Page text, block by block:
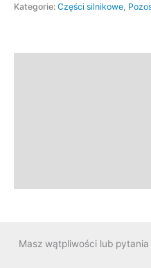
Kategorie: Części silnikowe
Masz wątpliwości lub